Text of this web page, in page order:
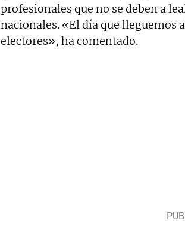
profesionales que no se deben a
nacionales. «El día que lleguemos
electores», ha comentado.